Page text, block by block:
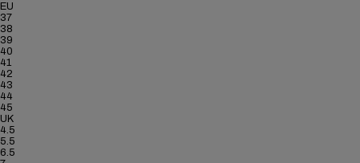
EU
37
38
39
40
41
42
43
44
45
UK
4.5
5.5
6.5